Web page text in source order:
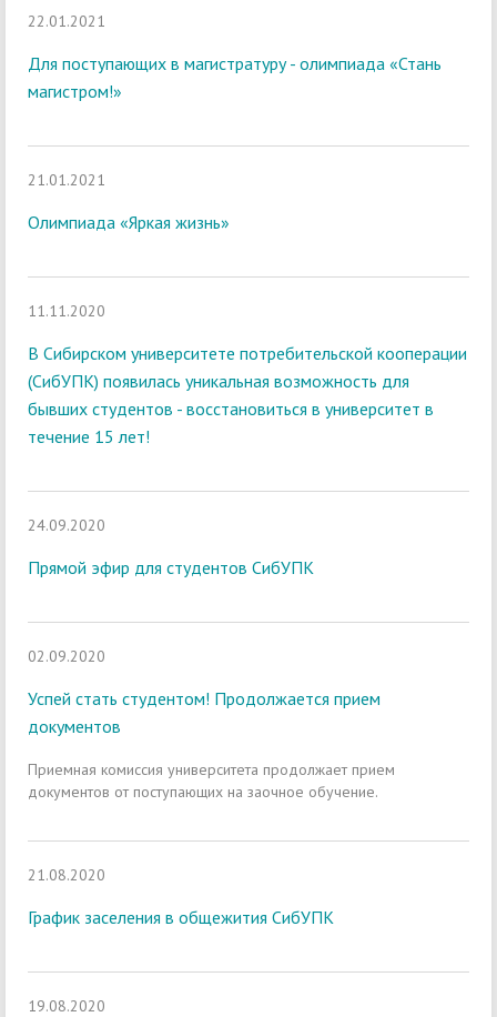
22.01.2021
Для поступающих в магистратуру - олимпиада «Стань
магистром!»
21.01.2021
Олимпиада «Яркая жизнь»
11.11.2020
В Сибирском университете потребительской кооперации
(СибУПК) появилась уникальная возможность для
бывших студентов - восстановиться в университет в
течение 15 лет!
24.09.2020
Прямой эфир для студентов СибУПК
02.09.2020
Успей стать студентом! Продолжается прием
документов
Приемная комиссия университета продолжает прием
документов от поступающих на заочное обучение.
21.08.2020
График заселения в общежития СибУПК
19.08.2020